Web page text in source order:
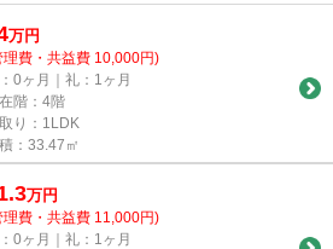
万円
理費・共益費 10,000円)
0ヶ月｜礼：1ヶ月
階：4階
り：1LDK
：33.47㎡
万円
理費・共益費 11,000円)
0ヶ月｜礼：1ヶ月